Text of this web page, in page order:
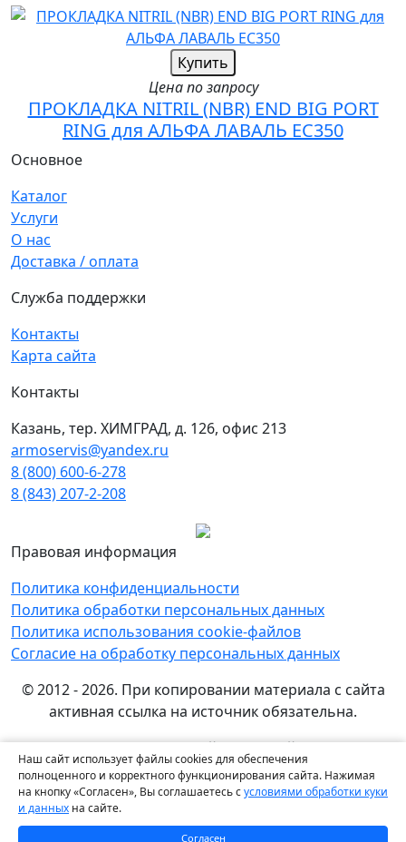
Купить
Цена по запросу
ПРОКЛАДКА NITRIL (NBR) END BIG PORT
RING для АЛЬФА ЛАВАЛЬ EC350
Наш сайт использует файлы cookies для обеспечения
полноценного и корректного функционирования сайта. Нажимая
на кнопку «Согласен», Вы соглашаетесь сусловиями обработки куки
и данных на сайте.
Согласен
Основное
Каталог
Услуги
О нас
Доставка / оплата
Служба поддержки
Контакты
Карта сайта
Контакты
Казань, тер. ХИМГРАД, д. 126, офис 213
armoservis@yandex.ru
8 (800) 600-6-278
8 (843) 207-2-208
Правовая информация
Политика конфиденциальности
Политика обработки персональных данных
Политика использования cookie-файлов
Согласие на обработку персональных данных
© 2012 - 2026. При копировании материала с сайта
активная ссылка на источник обязательна.
Названия производителей, компаний и товарные
знаки используются на сайте исключительно в
информационных (справочных) целях. Все товарные
знаки и фирменные наименования являются
собственностью их правообладателей.